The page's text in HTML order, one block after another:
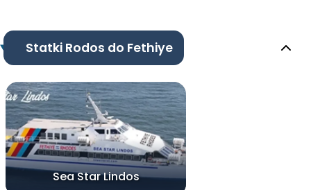
Statki Rodos do Fethiye
Sea Star Lindos